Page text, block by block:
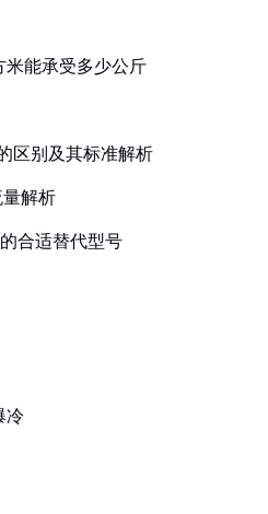
米能承受多少公斤
区别及其标准解析
量解析
合适替代型号
冷